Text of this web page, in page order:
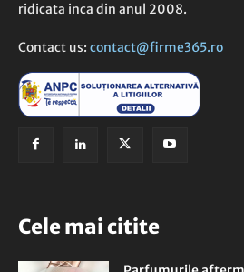
ridicata inca din anul 2008.
Contact us: contact@firme365.ro
Cele mai citite